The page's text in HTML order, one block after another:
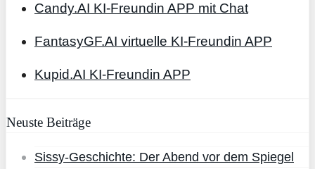
Candy.AI KI-Freundin APP mit Chat
FantasyGF.AI virtuelle KI-Freundin APP
Kupid.AI KI-Freundin APP
Neuste Beiträge
Sissy-Geschichte: Der Abend vor dem Spiegel